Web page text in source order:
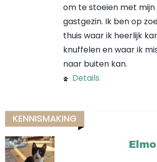
om te stoeien met mijn
gastgezin. Ik ben op
thuis waar ik heerlijk
knuffelen en waar ik
naar buiten kan.
Details
KENNISMAKING
Elmo